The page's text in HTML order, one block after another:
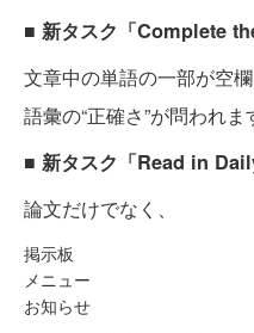
■ 新タスク「Complete
文章中の単語の一部が空
語彙の“正確さ”が問われま
■ 新タスク「Read in
論文だけでなく、
掲示板
メニュー
お知らせ